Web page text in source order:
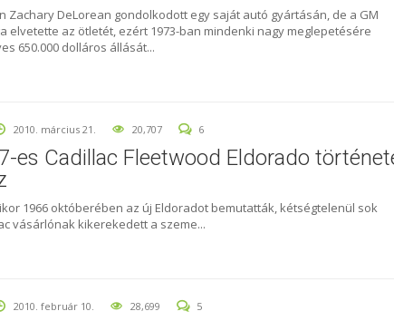
Zachary DeLorean gondolkodott egy saját autó gyártásán, de a GM
elvetette az ötletét, ezért 1973-ban mindenki nagy meglepetésére
650.000 dolláros állását...
2010. március 21. 20,707 6
es Cadillac Fleetwood Eldorado
1966 októberében az új Eldoradot bemutatták, kétségtelenül sok
vásárlónak kikerekedett a szeme...
2010. február 10. 28,699 5